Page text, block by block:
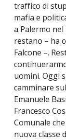
traffico di
mafia e
a Palermo nel
restano – ha
Falcone –.
uomini. Oggi
camminare
Emanuele
Francesco
Comunale
nuova classe